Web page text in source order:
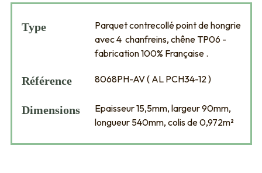
Type
Parquet contrecollé point de hongrie
avec 4 chanfreins, chêne TP06 -
fabrication 100% Française .
Référence 8068PH-AV ( AL PCH34-12 )
Dimensions
Epaisseur 15,5mm, largeur 90mm,
longueur 540mm, colis de 0,972m²